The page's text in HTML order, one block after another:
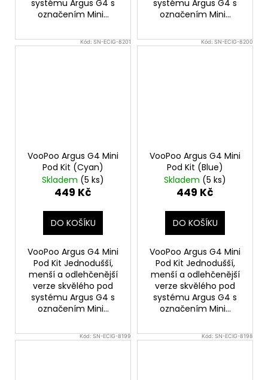
systému Argus G4 s
označením Mini...
systému Argus G4 s
označením Mini...
Kód: SN-ECIG-8201
VooPoo Argus G4 Mini
Pod Kit (Cyan)
Skladem (5 ks)
449 Kč
DO KOŠÍKU
VooPoo Argus G4 Mini
Pod Kit Jednodušší,
menší a odlehčenější
verze skvělého pod
systému Argus G4 s
označením Mini...
Kód: SN-ECIG-8200
VooPoo Argus G4 Mini
Pod Kit (Blue)
Skladem (5 ks)
449 Kč
DO KOŠÍKU
VooPoo Argus G4 Mini
Pod Kit Jednodušší,
menší a odlehčenější
verze skvělého pod
systému Argus G4 s
označením Mini...
Kód:SN-ECIG-8199 Kód:SN-ECIG-8198